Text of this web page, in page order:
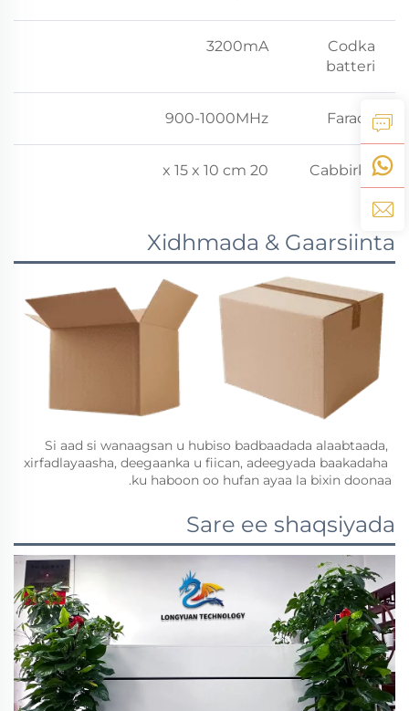
Codka
batteri
3200mA
Faraqa
900-1000MHz
Cabbirka
20 x 15 x 10 cm
Xidhmada & Gaarsiinta
Si aad si wanaagsan u hubiso badbaadada alaabtaada,
xirfadlayaasha, deegaanka u fiican, adeegyada baakadaha
ku haboon oo hufan ayaa la bixin doonaa.
Sare ee shaqsiyada